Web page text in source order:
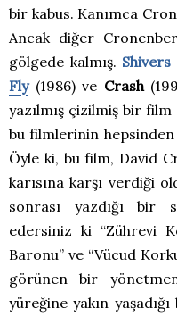
bir kabus. Kanımca
Ancak diğer
gölgede kalmış. Shivers
Fly(1986) ve Crash
yazılmış çizilmiş bir
bu filmlerinin
Öyle ki, bu film, David
karısına karşı verdiği
sonrası yazdığı bir
edersiniz ki “Zührevi
Baronu” ve “Vücud
görünen bir
yüreğine yakın